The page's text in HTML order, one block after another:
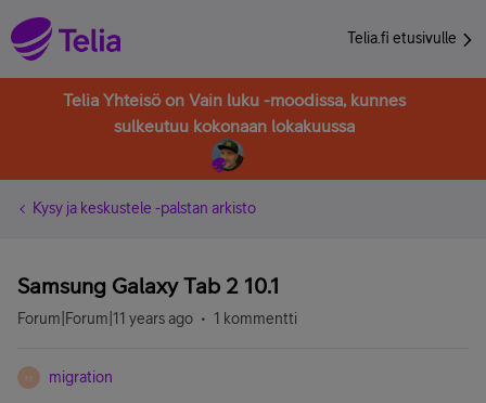
Telia.fi etusivulle
Telia Yhteisö on Vain luku -moodissa, kunnes
sulkeutuu kokonaan lokakuussa
Kysy ja keskustele -palstan arkisto
Samsung Galaxy Tab 2 10.1
Forum|Forum|11 years ago 1 kommentti
M migration